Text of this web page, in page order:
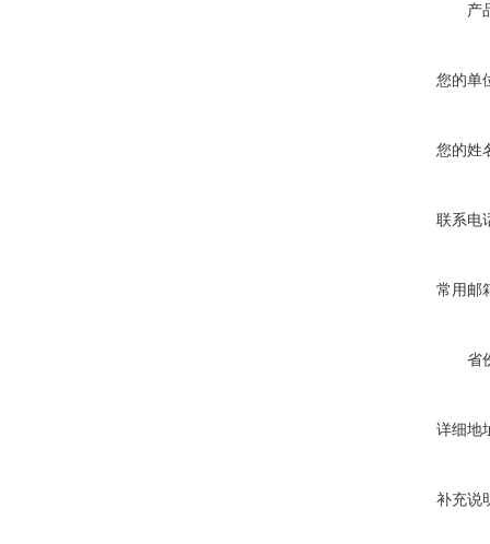
产
您的单
您的姓
联系电
常用邮
省
详细地
补充说